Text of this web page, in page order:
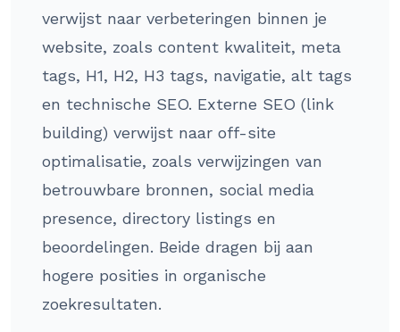
verwijst naar verbeteringen binnen je
website, zoals content kwaliteit, meta
tags, H1, H2, H3 tags, navigatie, alt tags
en technische SEO. Externe SEO (link
building) verwijst naar off-site
optimalisatie, zoals verwijzingen van
betrouwbare bronnen, social media
presence, directory listings en
beoordelingen. Beide dragen bij aan
hogere posities in organische
zoekresultaten.